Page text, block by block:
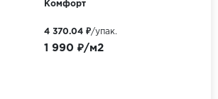
Комфорт
1 990 ₽/м2
4 370.04 ₽/упак.